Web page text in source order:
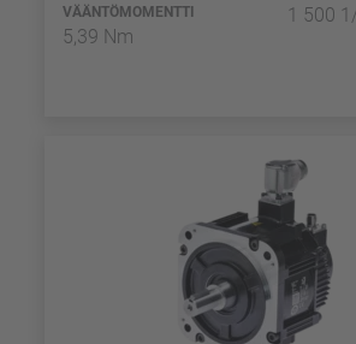
VÄÄNTÖMOMENTTI
5,39 Nm
1 500